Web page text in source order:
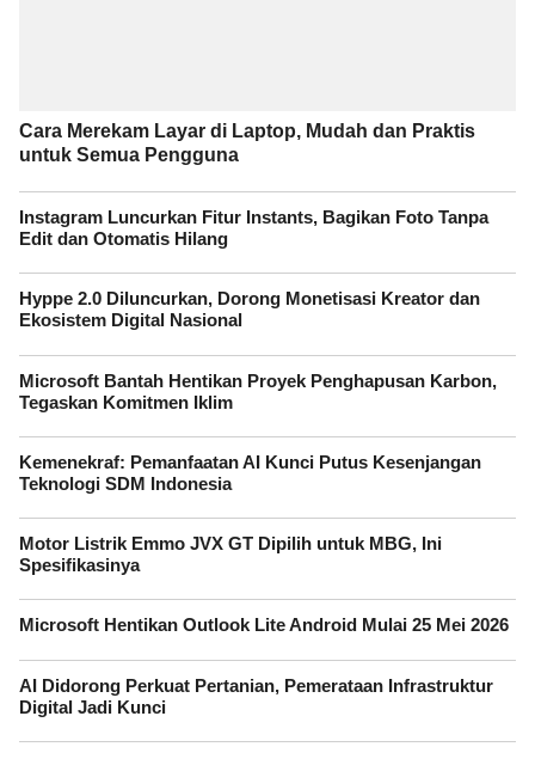
Cara Merekam Layar di Laptop, Mudah dan Praktis
untuk Semua Pengguna
Instagram Luncurkan Fitur Instants, Bagikan Foto Tanpa
Edit dan Otomatis Hilang
Hyppe 2.0 Diluncurkan, Dorong Monetisasi Kreator dan
Ekosistem Digital Nasional
Microsoft Bantah Hentikan Proyek Penghapusan Karbon,
Tegaskan Komitmen Iklim
Kemenekraf: Pemanfaatan AI Kunci Putus Kesenjangan
Teknologi SDM Indonesia
Motor Listrik Emmo JVX GT Dipilih untuk MBG, Ini
Spesifikasinya
Microsoft Hentikan Outlook Lite Android Mulai 25 Mei 2026
AI Didorong Perkuat Pertanian, Pemerataan Infrastruktur
Digital Jadi Kunci